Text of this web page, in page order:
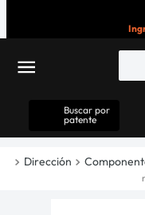
Buscar por
patente
Dirección